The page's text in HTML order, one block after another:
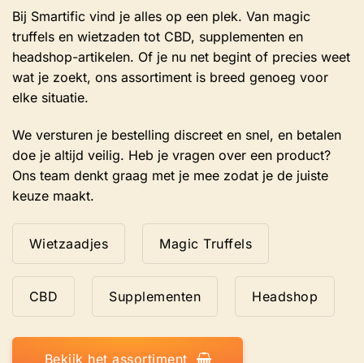
Bij Smartific vind je alles op een plek. Van magic
truffels en wietzaden tot CBD, supplementen en
headshop-artikelen. Of je nu net begint of precies weet
wat je zoekt, ons assortiment is breed genoeg voor
elke situatie.
We versturen je bestelling discreet en snel, en betalen
doe je altijd veilig. Heb je vragen over een product?
Ons team denkt graag met je mee zodat je de juiste
keuze maakt.
Wietzaadjes Magic Truffels
CBD Supplementen Headshop
Bekijk het assortiment